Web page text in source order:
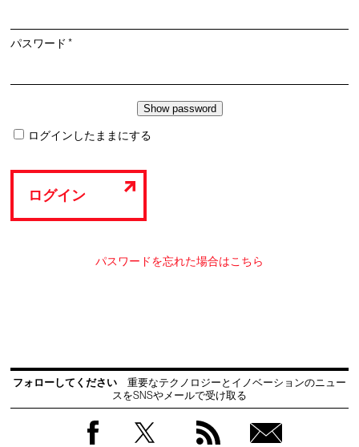
パスワード*必
ログインしたままにする
ログイン
パスワードを忘れた場合はこちら
フォローしてください
重要なテクノロジーとイノベーションのニュー
スをSNSやメールで受け取る